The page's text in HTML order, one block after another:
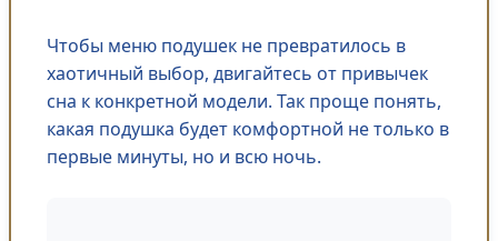
Чтобы меню подушек не превратилось в
хаотичный выбор, двигайтесь от привычек
сна к конкретной модели. Так проще понять,
какая подушка будет комфортной не только в
первые минуты, но и всю ночь.